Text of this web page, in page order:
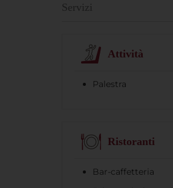
Servizi
Attività
Palestra
Ristoranti
Bar-caffetteria